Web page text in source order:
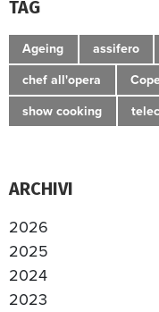
TAG
Ageing assifero
chef all'opera
show cooking
ARCHIVI
2026
2025
2024
2023